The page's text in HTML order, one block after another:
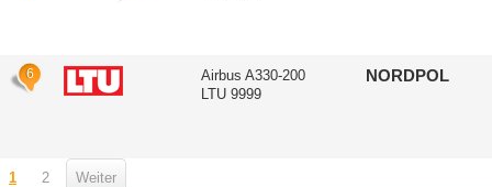
6
Airbus A330-200
LTU 9999
NORDPOL
1 2 Weiter